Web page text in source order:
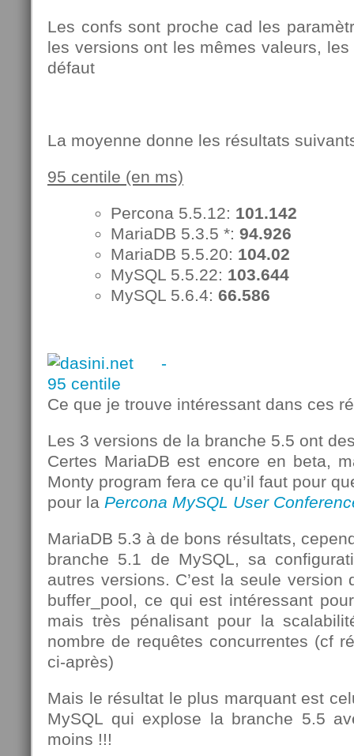
Les confs sont proche cad les
les versions ont les mêmes valeurs,
défaut
La moyenne donne les résultats
95 centile (en ms)
Percona 5.5.12: 101.142
MariaDB 5.3.5 *: 94.926
MariaDB 5.5.20: 104.02
MySQL 5.5.22: 103.644
MySQL 5.6.4: 66.586
Ce que je trouve intéressant dans ces
Les 3 versions de la branche 5.5 ont
Certes MariaDB est encore en beta,
Monty program fera ce qu’il faut pour
pour la Percona MySQL User
MariaDB 5.3 à de bons résultats,
branche 5.1 de MySQL, sa
autres versions. C’est la seule
buffer_pool, ce qui est intéressant
mais très pénalisant pour la
nombre de requêtes concurrentes (cf
ci-après)
Mais le résultat le plus marquant est
MySQL qui explose la branche 5.5
moins !!!